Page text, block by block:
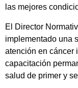
las mejores
El Director
implementado una
atención en cáncer
capacitación
salud de primer y